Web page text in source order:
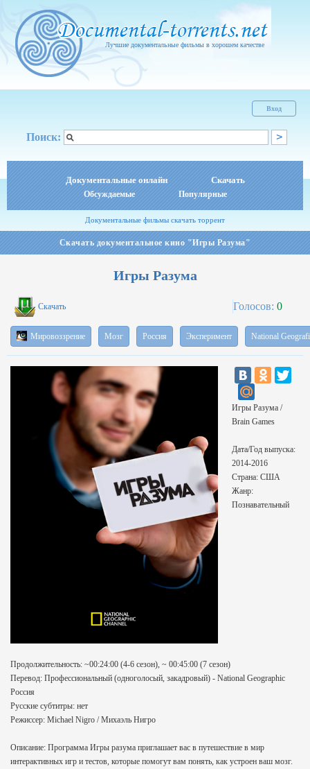
Лучшие документальные фильмы в хорошем качестве
Вход
Поиск:
Документальные онлайн Скачать
Обсуждаемые Популярные
Документальные фильмы скачать торрент
Скачать документальное кино "Игры Разума"
Игры Разума
Скачать Голосов: 0
Мировоззрение Мозг Россия Эксперимент National
Игры Разума /
Brain Games
Дата/Год выпуска:
2014-2016
Страна: США
Жанр:
Познавательный
Продолжительность: ~00:24:00 (4-6 сезон), ~ 00:45:00 (7 сезон)
Перевод: Профессиональный (одноголосый, закадровый) - National Geographic
Россия
Русские субтитры: нет
Режиссер: Michael Nigro / Михаэль Нигро
Описание: Программа Игры разума приглашает вас в путешествие в мир
интерактивных игр и тестов, которые помогут вам понять, как устроен ваш мозг.